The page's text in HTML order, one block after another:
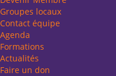
Groupes locaux
Contact équipe
Agenda
Formations
Actualités
Faire un don